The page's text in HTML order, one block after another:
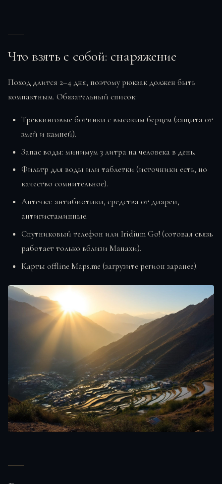
Что взять с собой: снаряжение
Поход длится 2–4 дня, поэтому рюкзак должен быть
компактным. Обязательный список:
Треккинговые ботинки с высоким берцем (защита от
змей и камней).
Запас воды: минимум 3 литра на человека в день.
Фильтр для воды или таблетки (источники есть, но
качество сомнительное).
Аптечка: антибиотики, средства от диареи,
антигистаминные.
Спутниковый телефон или Iridium Go! (сотовая связь
работает только вблизи Манахи).
Карты offline Maps.me (загрузите регион заранее).